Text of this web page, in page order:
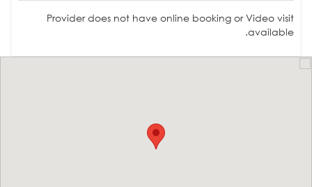
Provider does not have online booking or Video visit
available.